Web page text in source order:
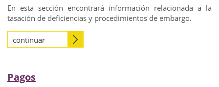
continuar
En esta sección encontrará información relacionada a la
tasación de deficiencias y procedimientos de embargo.
Pagos